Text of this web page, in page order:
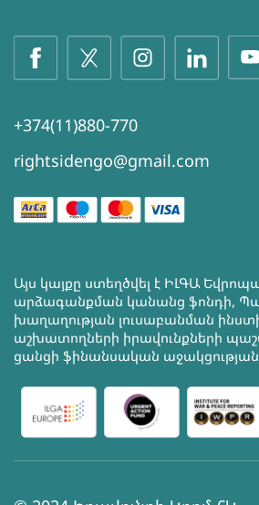
+374(11)880-770
rightsidengo@gmail.com
Այս կայքը ստեղծվել է ԻԼԳԱ
արձագանքման կանանց ֆոնդի,
խաղաղության լուսաբանման
աշխատողների իրավունքների
ցանցի ֆինանսական աջակցության